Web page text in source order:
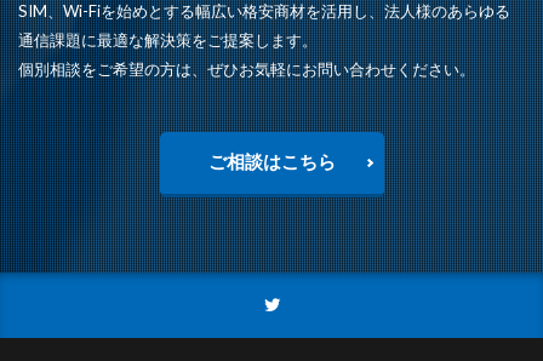
SIM、Wi-Fiを始めとする幅広い格安商材を活用し、法人様のあらゆる
通信課題に最適な解決策をご提案します。
個別相談をご希望の方は、ぜひお気軽にお問い合わせください。
ご相談はこちら